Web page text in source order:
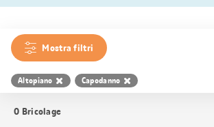
Mostra filtri
Altopiano Capodanno
0 Bricolage